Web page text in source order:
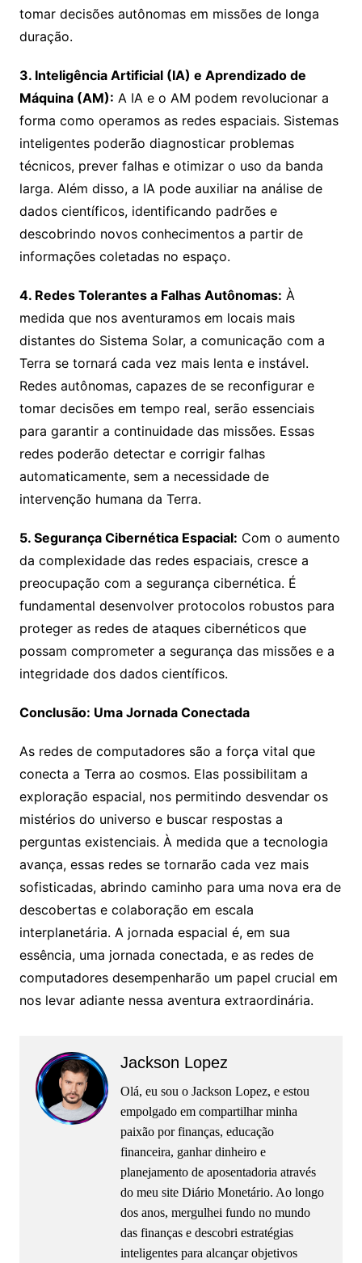
tomar decisões autônomas em missões de longa
duração.
3. Inteligência Artificial (IA) e Aprendizado de
Máquina (AM): A IA e o AM podem revolucionar a
forma como operamos as redes espaciais. Sistemas
inteligentes poderão diagnosticar problemas
técnicos, prever falhas e otimizar o uso da banda
larga. Além disso, a IA pode auxiliar na análise de
dados científicos, identificando padrões e
descobrindo novos conhecimentos a partir de
informações coletadas no espaço.
4. Redes Tolerantes a Falhas Autônomas: À
medida que nos aventuramos em locais mais
distantes do Sistema Solar, a comunicação com a
Terra se tornará cada vez mais lenta e instável.
Redes autônomas, capazes de se reconfigurar e
tomar decisões em tempo real, serão essenciais
para garantir a continuidade das missões. Essas
redes poderão detectar e corrigir falhas
automaticamente, sem a necessidade de
intervenção humana da Terra.
5. Segurança Cibernética Espacial: Com o aumento
da complexidade das redes espaciais, cresce a
preocupação com a segurança cibernética. É
fundamental desenvolver protocolos robustos para
proteger as redes de ataques cibernéticos que
possam comprometer a segurança das missões e a
integridade dos dados científicos.
Conclusão: Uma Jornada Conectada
As redes de computadores são a força vital que
conecta a Terra ao cosmos. Elas possibilitam a
exploração espacial, nos permitindo desvendar os
mistérios do universo e buscar respostas a
perguntas existenciais. À medida que a tecnologia
avança, essas redes se tornarão cada vez mais
sofisticadas, abrindo caminho para uma nova era de
descobertas e colaboração em escala
interplanetária. A jornada espacial é, em sua
essência, uma jornada conectada, e as redes de
computadores desempenharão um papel crucial em
nos levar adiante nessa aventura extraordinária.
Jackson Lopez
Olá, eu sou o Jackson Lopez, e estou
empolgado em compartilhar minha
paixão por finanças, educação
financeira, ganhar dinheiro e
planejamento de aposentadoria através
do meu site Diário Monetário. Ao longo
dos anos, mergulhei fundo no mundo
das finanças e descobri estratégias
inteligentes para alcançar objetivos